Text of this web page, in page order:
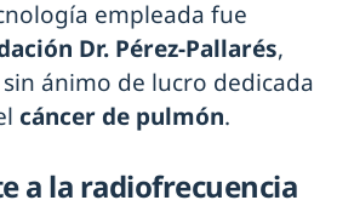
empleada fue
Dr. Pérez-Pallarés,
ánimo de lucro dedicada
cáncer de pulmón.
a la radiofrecuencia